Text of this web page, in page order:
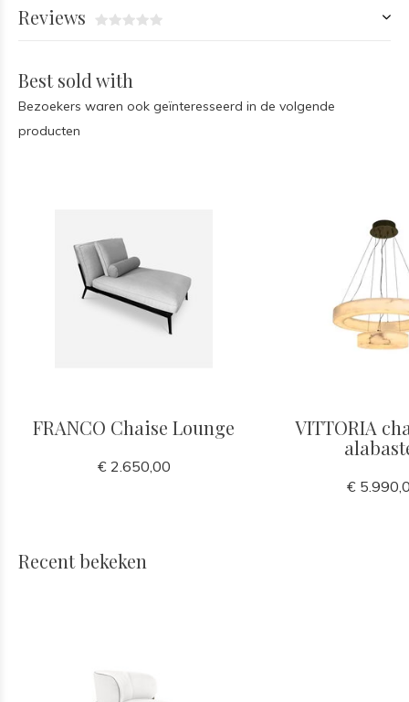
Reviews
Best sold with
Bezoekers waren ook geïnteresseerd in de volgende
producten
FRANCO Chaise Lounge
€ 2.650,00
VITTORIA
€
Recent bekeken